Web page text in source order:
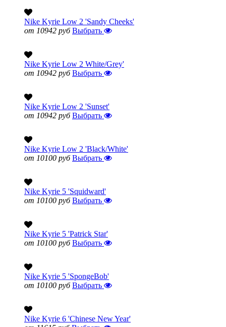
Nike Kyrie Low 2 'Sandy Cheeks'
от 10942 руб Выбрать
Nike Kyrie Low 2 White/Grey'
от 10942 руб Выбрать
Nike Kyrie Low 2 'Sunset'
от 10942 руб Выбрать
Nike Kyrie Low 2 'Black/White'
от 10100 руб Выбрать
Nike Kyrie 5 'Squidward'
от 10100 руб Выбрать
Nike Kyrie 5 'Patrick Star'
от 10100 руб Выбрать
Nike Kyrie 5 'SpongeBob'
от 10100 руб Выбрать
Nike Kyrie 6 'Chinese New Year'